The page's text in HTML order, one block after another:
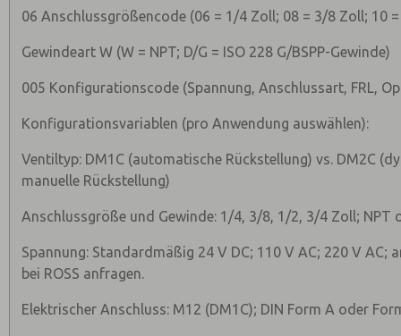
06 Anschlussgrößencode (06 = 1/4 Zoll; 08 = 3/8 Zoll; 10
Gewindeart W (W = NPT; D/G = ISO 228 G/BSPP-Gewinde)
005 Konfigurationscode (Spannung, Anschlussart, FRL,
Konfigurationsvariablen (pro Anwendung auswählen):
Ventiltyp: DM1C (automatische Rückstellung) vs. DM2C
manuelle Rückstellung)
Anschlussgröße und Gewinde: 1/4, 3/8, 1/2, 3/4 Zoll; NPT
Spannung: Standardmäßig 24 V DC; 110 V AC; 220 V AC;
bei ROSS anfragen.
Elektrischer Anschluss: M12 (DM1C); DIN Form A oder